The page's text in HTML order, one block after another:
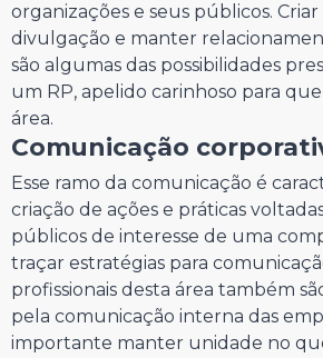
organizações e seus públicos.
divulgação e manter
são algumas das possibilidades
um RP, apelido carinhoso para
área.
Comunicação
Esse ramo da comunicação é
criação de ações e práticas
públicos de interesse de uma
traçar estratégias para
profissionais desta área também
pela comunicação interna das
importante manter unidade no